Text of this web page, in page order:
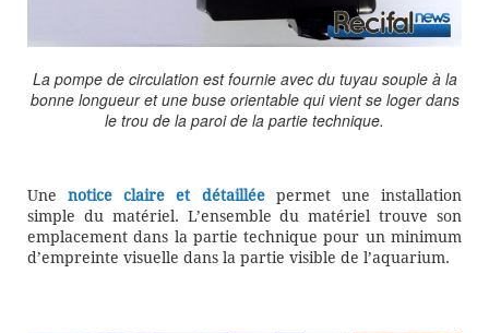
La pompe de circulation est fournie avec du tuyau souple à la
bonne longueur et une buse orientable qui vient se loger dans
le trou de la paroi de la partie technique.
Unenotice claire et détailléepermet une installation
simple du matériel. L’ensemble du matériel trouve son
emplacement dans la partie technique pour un minimum
d’empreinte visuelle dans la partie visible de l’aquarium.